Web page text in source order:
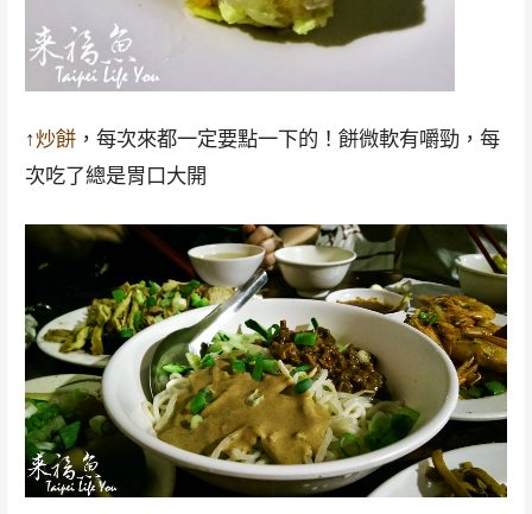
↑炒餅，每次來都一定要點一下的！餅微軟有嚼勁，每
次吃了總是胃口大開